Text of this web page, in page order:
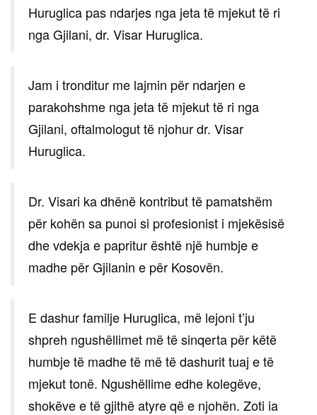
Huruglica pas ndarjes nga jeta të mjekut të ri
nga Gjilani, dr. Visar Huruglica.
Jam i tronditur me lajmin për ndarjen e
parakohshme nga jeta të mjekut të ri nga
Gjilani, oftalmologut të njohur dr. Visar
Huruglica.
Dr. Visari ka dhënë kontribut të pamatshëm
për kohën sa punoi si profesionist i mjekësisë
dhe vdekja e papritur është një humbje e
madhe për Gjilanin e për Kosovën.
E dashur familje Huruglica, më lejoni t’ju
shpreh ngushëllimet më të sinqerta për këtë
humbje të madhe të më të dashurit tuaj e të
mjekut tonë. Ngushëllime edhe kolegëve,
shokëve e të gjithë atyre që e njohën. Zoti ia